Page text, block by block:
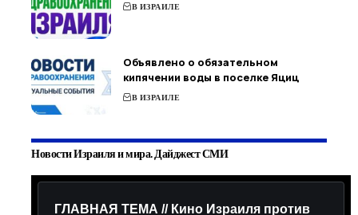
В ИЗРАИЛЕ
Объявлено о обязательном
кипячении воды в поселке Яциц
В ИЗРАИЛЕ
Новости Израиля и мира. Дайджест СМИ